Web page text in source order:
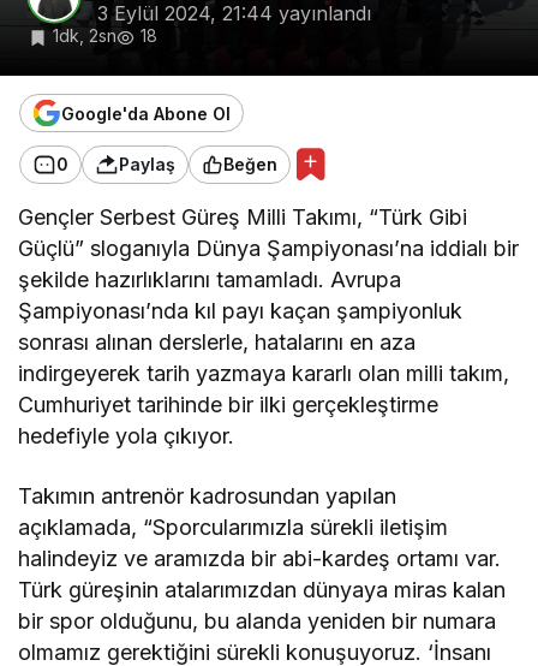
3 Eylül 2024, 21:44 yayınlandı
1dk, 2sn 18
Google'da Abone Ol
0 Paylaş Beğen
Gençler Serbest Güreş Milli Takımı, “Türk Gibi
Güçlü” sloganıyla Dünya Şampiyonası’na iddialı bir
şekilde hazırlıklarını tamamladı. Avrupa
Şampiyonası’nda kıl payı kaçan şampiyonluk
sonrası alınan derslerle, hatalarını en aza
indirgeyerek tarih yazmaya kararlı olan milli takım,
Cumhuriyet tarihinde bir ilki gerçekleştirme
hedefiyle yola çıkıyor.
Takımın antrenör kadrosundan yapılan
açıklamada, “Sporcularımızla sürekli iletişim
halindeyiz ve aramızda bir abi-kardeş ortamı var.
Türk güreşinin atalarımızdan dünyaya miras kalan
bir spor olduğunu, bu alanda yeniden bir numara
olmamız gerektiğini sürekli konuşuyoruz. ‘İnsanı